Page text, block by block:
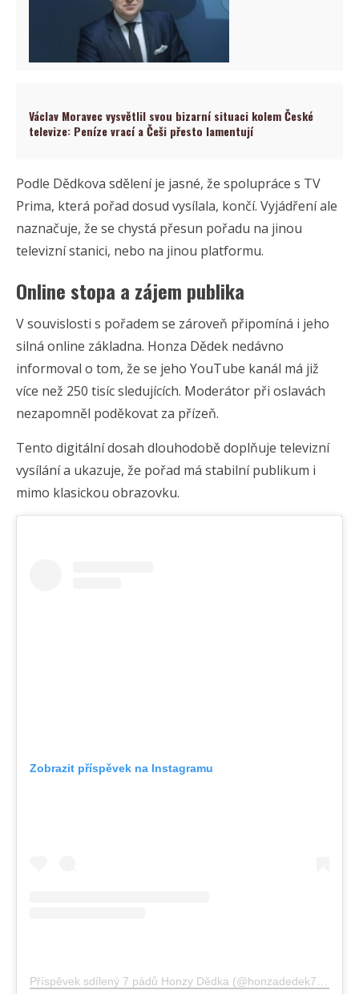
Václav Moravec vysvětlil svou bizarní situaci kolem České
televize: Peníze vrací a Češi přesto lamentují
Podle Dědkova sdělení je jasné, že spolupráce s TV
Prima, která pořad dosud vysílala, končí. Vyjádření ale
naznačuje, že se chystá přesun pořadu na jinou
televizní stanici, nebo na jinou platformu.
Online stopa a zájem publika
V souvislosti s pořadem se zároveň připomíná i jeho
silná online základna. Honza Dědek nedávno
informoval o tom, že se jeho YouTube kanál má již
více než 250 tisíc sledujících. Moderátor při oslavách
nezapomněl poděkovat za přízeň.
Tento digitální dosah dlouhodobě doplňuje televizní
vysílání a ukazuje, že pořad má stabilní publikum i
mimo klasickou obrazovku.
Zobrazit příspěvek na Instagramu
Příspěvek sdílený 7 pádů Honzy Dědka (@honzadedek7padu)